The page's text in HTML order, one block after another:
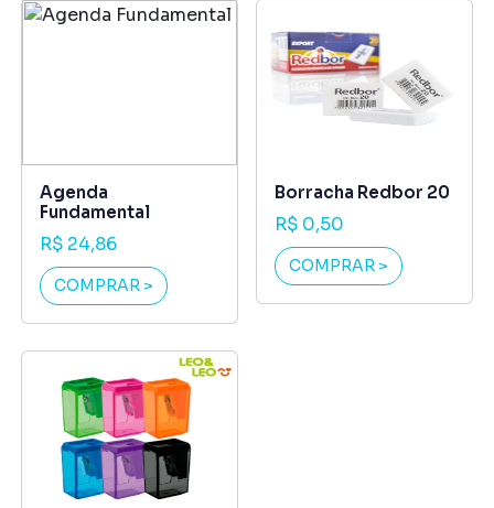
Agenda
Fundamental
R$ 24,86
COMPRAR >
Borracha Redbor 20
R$ 0,50
COMPRAR >